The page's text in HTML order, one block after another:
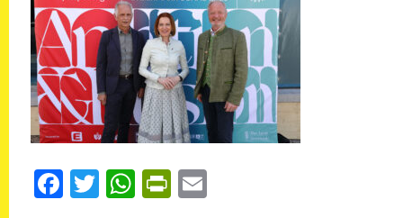
Facebook
Twitter
WhatsApp
PrintFriendly